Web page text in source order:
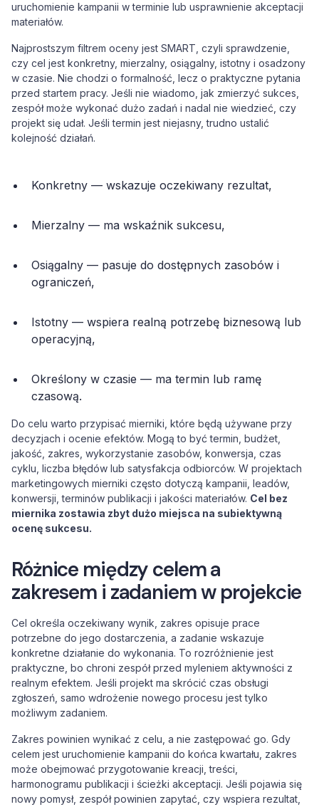
uruchomienie kampanii w terminie lub usprawnienie akceptacji
materiałów.
Najprostszym filtrem oceny jest SMART, czyli sprawdzenie,
czy cel jest konkretny, mierzalny, osiągalny, istotny i osadzony
w czasie. Nie chodzi o formalność, lecz o praktyczne pytania
przed startem pracy. Jeśli nie wiadomo, jak zmierzyć sukces,
zespół może wykonać dużo zadań i nadal nie wiedzieć, czy
projekt się udał. Jeśli termin jest niejasny, trudno ustalić
kolejność działań.
Konkretny — wskazuje oczekiwany rezultat,
Mierzalny — ma wskaźnik sukcesu,
Osiągalny — pasuje do dostępnych zasobów i
ograniczeń,
Istotny — wspiera realną potrzebę biznesową lub
operacyjną,
Określony w czasie — ma termin lub ramę
czasową.
Do celu warto przypisać mierniki, które będą używane przy
decyzjach i ocenie efektów. Mogą to być termin, budżet,
jakość, zakres, wykorzystanie zasobów, konwersja, czas
cyklu, liczba błędów lub satysfakcja odbiorców. W projektach
marketingowych mierniki często dotyczą kampanii, leadów,
konwersji, terminów publikacji i jakości materiałów. Cel bez
miernika zostawia zbyt dużo miejsca na subiektywną
ocenę sukcesu.
Różnice między celem a
zakresem i zadaniem w projekcie
Cel określa oczekiwany wynik, zakres opisuje prace
potrzebne do jego dostarczenia, a zadanie wskazuje
konkretne działanie do wykonania. To rozróżnienie jest
praktyczne, bo chroni zespół przed myleniem aktywności z
realnym efektem. Jeśli projekt ma skrócić czas obsługi
zgłoszeń, samo wdrożenie nowego procesu jest tylko
możliwym zadaniem.
Zakres powinien wynikać z celu, a nie zastępować go. Gdy
celem jest uruchomienie kampanii do końca kwartału, zakres
może obejmować przygotowanie kreacji, treści,
harmonogramu publikacji i ścieżki akceptacji. Jeśli pojawia się
nowy pomysł, zespół powinien zapytać, czy wspiera rezultat,